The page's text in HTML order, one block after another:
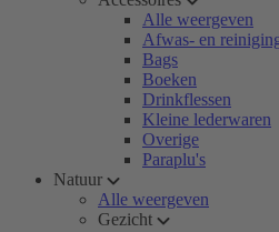
Alle weergeven
Afwas- en
Bags
Boeken
Drinkflessen
Kleine lederwaren
Overige
Paraplu's
Natuur
Alle weergeven
Gezicht